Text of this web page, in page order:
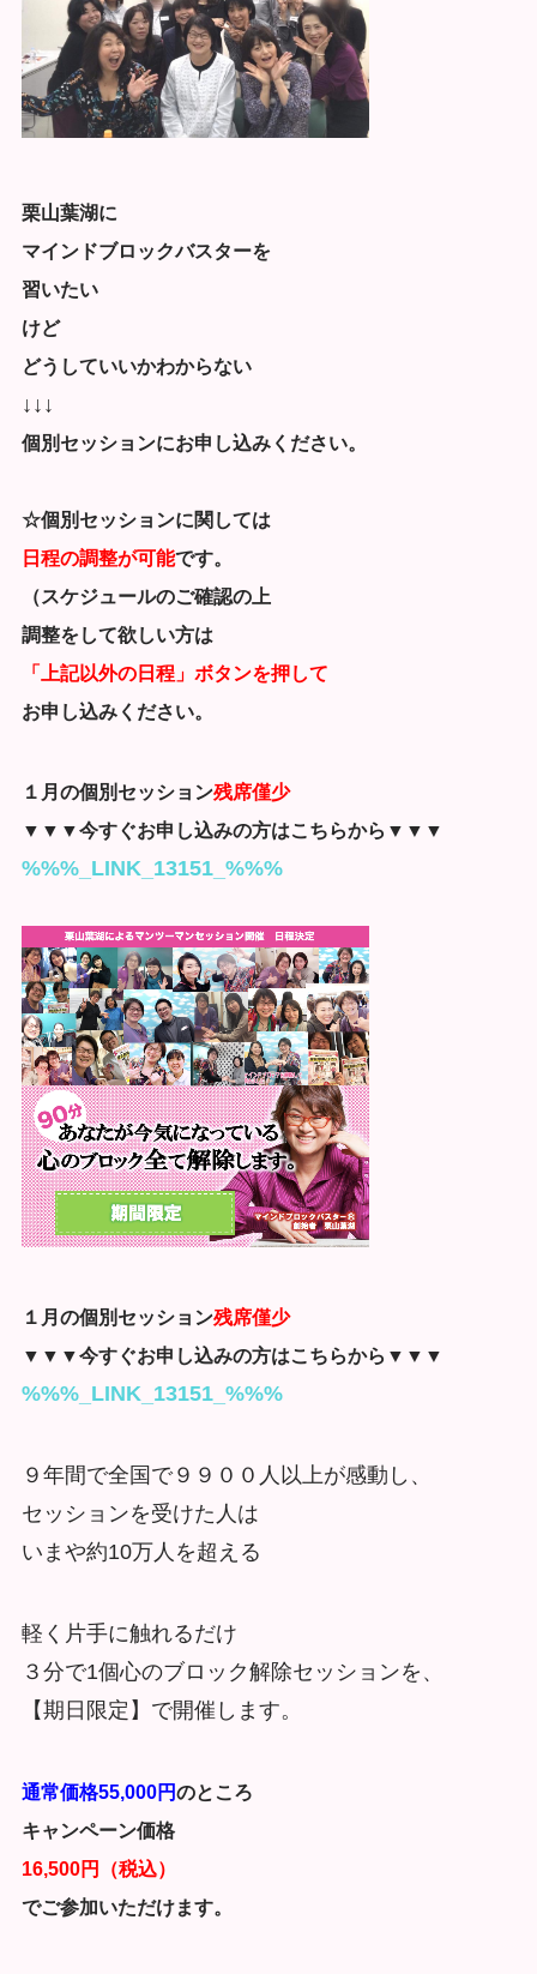
栗山葉湖に
マインドブロックバスターを
習いたい
けど
どうしていいかわからない
↓↓↓
個別セッションにお申し込みください。
☆個別セッションに関しては
日程の調整が可能です。
（スケジュールのご確認の上
調整をして欲しい方は
「上記以外の日程」ボタンを押して
お申し込みください。
１月の個別セッション残席僅少
▼▼▼今すぐお申し込みの方はこちらから▼▼▼
%%%_LINK_13151_%%%
１月の個別セッション残席僅少
▼▼▼今すぐお申し込みの方はこちらから▼▼▼
%%%_LINK_13151_%%%
９年間で全国で９９００人以上が感動し、
セッションを受けた人は
いまや約10万人を超える
軽く片手に触れるだけ
３分で1個心のブロック解除セッションを、
【期日限定】で開催します。
通常価格55,000円のところ
キャンペーン価格
16,500円（税込）
でご参加いただけます。